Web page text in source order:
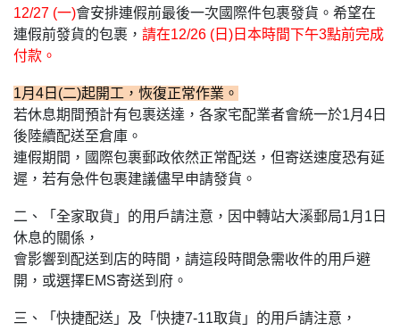
12/27 (一)會安排連假前最後一次國際件包裹發貨。希望在
連假前發貨的包裹， 請在12/26 (日)日本時間下午3點前完成
付款。
1月4日(二)起開工，恢復正常作業。
若休息期間預計有包裹送達，各家宅配業者會統一於1月4日
後陸續配送至倉庫。
連假期間，國際包裹郵政依然正常配送，但寄送速度恐有延
遲，若有急件包裹建議儘早申請發貨。
二、「全家取貨」的用戶請注意，因中轉站大溪郵局1月1日
休息的關係，
會影響到配送到店的時間，請這段時間急需收件的用戶避
開，或選擇EMS寄送到府。
三、「快捷配送」及「快捷7-11取貨」的用戶請注意，